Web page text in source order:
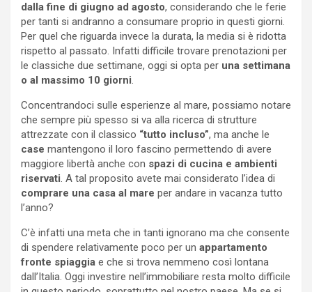
dalla fine di giugno ad agosto, considerando che le ferie
per tanti si andranno a consumare proprio in questi giorni.
Per quel che riguarda invece la durata, la media si è ridotta
rispetto al passato. Infatti difficile trovare prenotazioni per
le classiche due settimane, oggi si opta per una settimana
o al massimo 10 giorni.
Concentrandoci sulle esperienze al mare, possiamo notare
che sempre più spesso si va alla ricerca di strutture
attrezzate con il classico “tutto incluso”, ma anche le
case mantengono il loro fascino permettendo di avere
maggiore libertà anche con spazi di cucina e ambienti
riservati. A tal proposito avete mai considerato l’idea di
comprare una casa al mare per andare in vacanza tutto
l’anno?
C’è infatti una meta che in tanti ignorano ma che consente
di spendere relativamente poco per un appartamento
fronte spiaggia e che si trova nemmeno così lontana
dall’Italia. Oggi investire nell’immobiliare resta molto difficile